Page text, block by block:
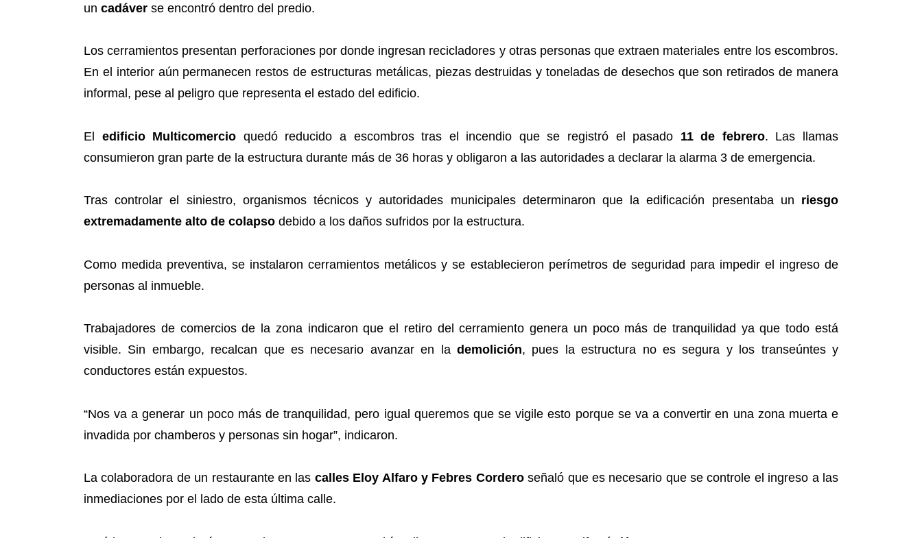
un cadáver se encontró dentro del predio.
Los cerramientos presentan perforaciones por donde ingresan recicladores y otras personas que extraen materiales entre los escombros.
En el interior aún permanecen restos de estructuras metálicas, piezas destruidas y toneladas de desechos que son retirados de manera
informal, pese al peligro que representa el estado del edificio.
El edificio Multicomercio quedó reducido a escombros tras el incendio que se registró el pasado 11 de febrero. Las llamas
consumieron gran parte de la estructura durante más de 36 horas y obligaron a las autoridades a declarar la alarma 3 de emergencia.
Tras controlar el siniestro, organismos técnicos y autoridades municipales determinaron que la edificación presentaba un riesgo
extremadamente alto de colapso debido a los daños sufridos por la estructura.
Como medida preventiva, se instalaron cerramientos metálicos y se establecieron perímetros de seguridad para impedir el ingreso de
personas al inmueble.
Trabajadores de comercios de la zona indicaron que el retiro del cerramiento genera un poco más de tranquilidad ya que todo está
visible. Sin embargo, recalcan que es necesario avanzar en la demolición, pues la estructura no es segura y los transeúntes y
conductores están expuestos.
“Nos va a generar un poco más de tranquilidad, pero igual queremos que se vigile esto porque se va a convertir en una zona muerta e
invadida por chamberos y personas sin hogar”, indicaron.
La colaboradora de un restaurante en las calles Eloy Alfaro y Febres Corderoseñaló que es necesario que se controle el ingreso a las
inmediaciones por el lado de esta última calle.